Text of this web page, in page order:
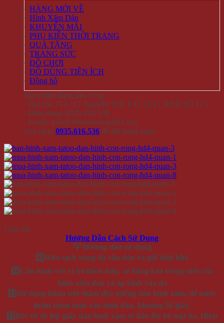
HÀNG MỚI VỀ
Hình Xăm Dán
KHUYẾN MÃI
PHỤ KIỆN THỜI TRANG
QUÀ TẶNG
TRANG SỨC
ĐỒ CHƠI
ĐỒ DÙNG TIỆN ÍCH
Đồng hồ
Sản phẩm đang sẵn có tại
- Địa chỉ: 714 / 17 Nguyễn Trãi, P.11, Q.5 ( NHÀ SỐ 17 )
- Điện thoại: 0935 616 536
- Email: Info@Winwinshop88.Com
Gọi ngay 0935.616.536 để đặt hàng ngay.
Chia Sẻ:
Hướng Dẫn Cách Sử Dụng
💡 Hướng dẫn sử dụng
1️⃣Rửa sạch vùng da cần dán và giữ thật khô
2️⃣Căn hình vào vị trí thích hợp, xé băng keo trong suốt của
hình xăm dán và áp hình vào da
3️⃣Sử dụng khăn ướt thấm đều miếng dán hình xăm, để nước
thấm hoàn toàn vào hình dán, khoảng 30 giây.
4️⃣Bóc từ từ lớp giấy dán hình xăm sẽ dán lên bề mặt da. Hình